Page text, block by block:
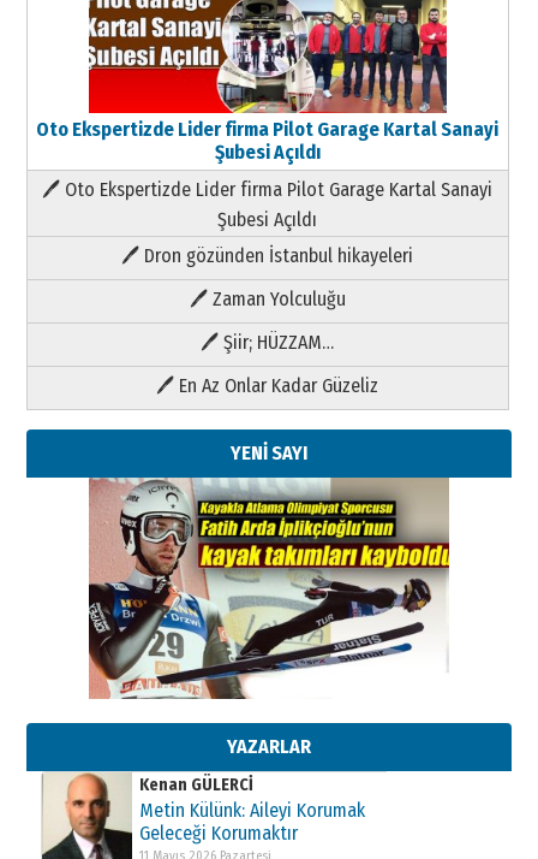
Oto Ekspertizde Lider firma Pilot Garage Kartal Sanayi
Şubesi Açıldı
🖊 Oto Ekspertizde Lider firma Pilot Garage Kartal Sanayi
Şubesi Açıldı
🖊 Dron gözünden İstanbul hikayeleri
🖊 Zaman Yolculuğu
🖊 Şiir; HÜZZAM…
🖊 En Az Onlar Kadar Güzeliz
YENİ SAYI
YAZARLAR
Kenan GÜLERCİ
Metin Külünk: Aileyi Korumak
Geleceği Korumaktır
11 Mayıs 2026 Pazartesi
Kenan GÜLERCİ
Geleceği Korumaktır
11 Mayıs 2026 Pazartesi
Kenan GÜLERCİ
Metin Külünk: Aileyi Korumak
Geleceği Korumaktır